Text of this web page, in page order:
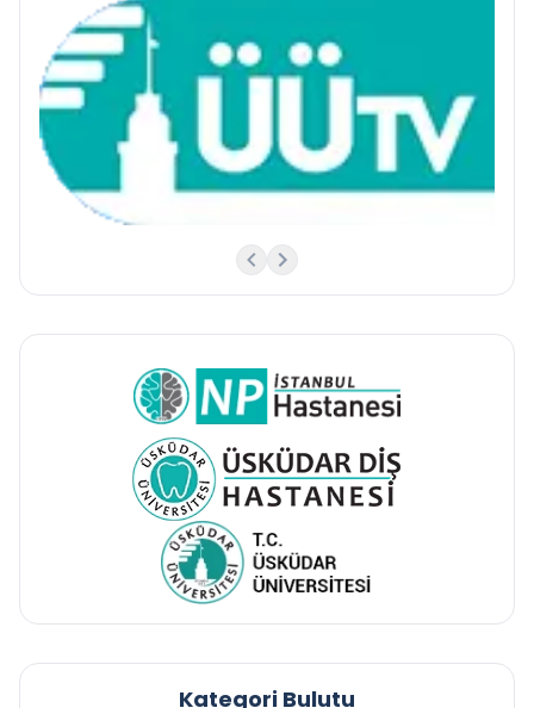
Kategori Bulutu